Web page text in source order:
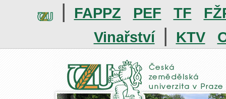
| FAPPZ PEF TF
Vinařství | KTV